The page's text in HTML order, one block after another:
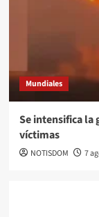
Mundiales
Se intensifica la
víctimas
NOTISDOM 7